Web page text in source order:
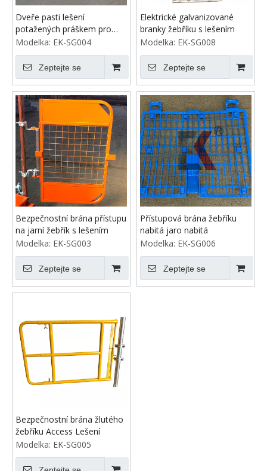
Dveře pasti lešení
potažených práškem pro
stavbu
Modelka: EK-SG004
Zeptejte se
Elektrické galvanizované
branky žebříku s lešením
Modelka: EK-SG008
Zeptejte se
Bezpečnostní brána přístupu
na jarní žebřík s lešením
Modelka: EK-SG003
Zeptejte se
Přístupová brána žebříku
nabitá jaro nabitá
Modelka: EK-SG006
Zeptejte se
Bezpečnostní brána žlutého
žebříku Access Lešení
Modelka: EK-SG005